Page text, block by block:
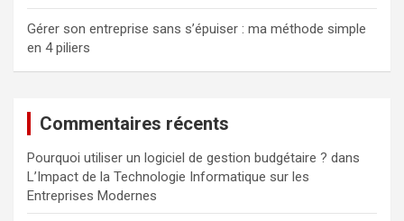
Gérer son entreprise sans s’épuiser : ma méthode simple
en 4 piliers
Commentaires récents
Pourquoi utiliser un logiciel de gestion budgétaire ? dans
L’Impact de la Technologie Informatique sur les
Entreprises Modernes